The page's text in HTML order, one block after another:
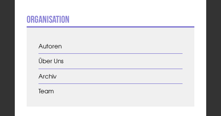
Organisation
Autoren
Über Uns
Archiv
Team